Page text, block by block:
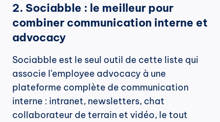
2. Sociabble : le meilleur pour
combiner communication interne et
advocacy
Sociabble est le seul outil de cette liste qui
associe l'employee advocacy à une
plateforme complète de communication
interne : intranet, newsletters, chat
collaborateur de terrain et vidéo, le tout